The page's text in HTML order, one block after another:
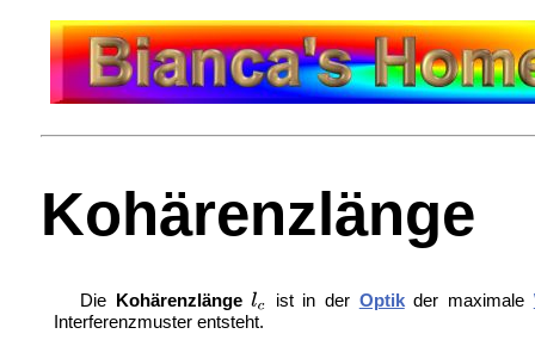
Kohärenzlänge
Die Kohärenzlänge ist in der Optikder maximale
Interferenzmuster entsteht.